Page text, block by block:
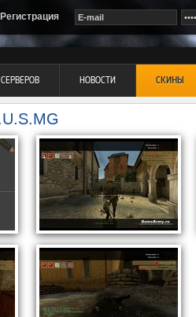
Регистрация
НОВОСТИ СКИНЫ